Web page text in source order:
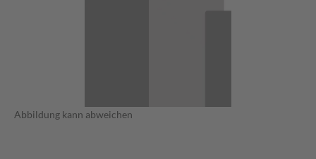
Abbildung kann abweichen